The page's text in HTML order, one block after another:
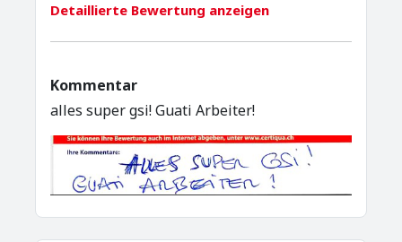
Detaillierte Bewertung anzeigen
Kommentar
alles super gsi! Guati Arbeiter!